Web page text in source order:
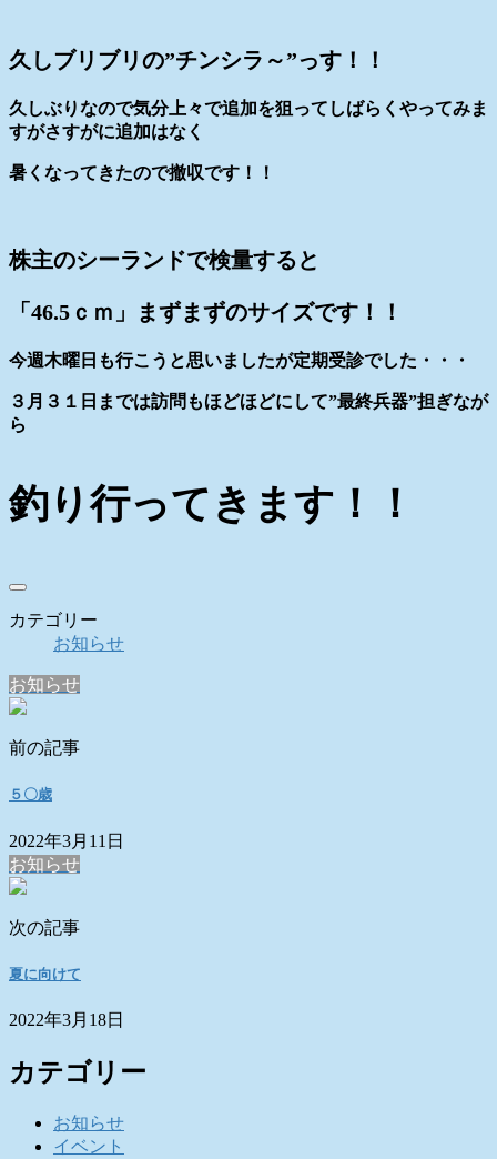
久しブリブリの”チンシラ～”っす！！
久しぶりなので気分上々で追加を狙ってしばらくやってみま
すがさすがに追加はなく
暑くなってきたので撤収です！！
株主のシーランドで検量すると
「46.5ｃｍ」まずまずのサイズです！！
今週木曜日も行こうと思いましたが定期受診でした・・・
３月３１日までは訪問もほどほどにして”最終兵器”担ぎなが
ら
釣り行ってきます！！
カテゴリー
お知らせ
お知らせ
前の記事
５〇歳
2022年3月11日
お知らせ
次の記事
夏に向けて
2022年3月18日
カテゴリー
お知らせ
イベント